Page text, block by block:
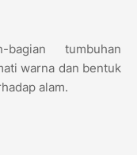
tumbuhan
warna dan bentuk
alam.